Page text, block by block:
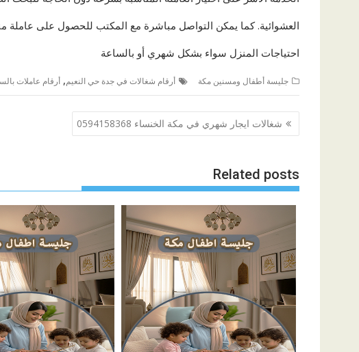
العشوائية. كما يمكن التواصل مباشرة مع المكتب للحصول على
احتياجات المنزل سواء بشكل شهري أو بالساعة
جليسة أطفال ومسنين مكة أرقام شغالات في جدة حي النعيم, أرقام عاملات
تصفّح
المقالات
شغالات ايجار شهري في مكة الخنساء 0594158368
Related posts